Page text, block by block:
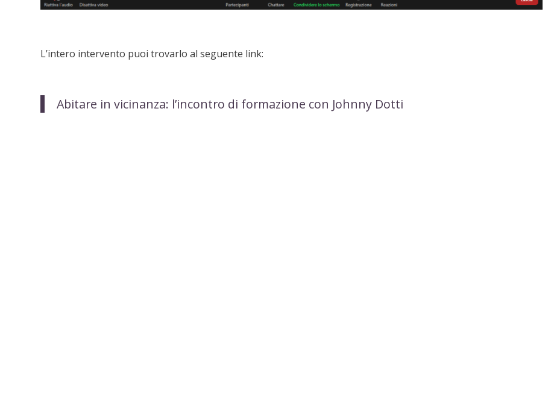
L’intero intervento puoi trovarlo al seguente link:
Abitare in vicinanza: l’incontro di formazione con Johnny Dotti